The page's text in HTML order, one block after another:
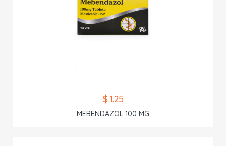
$ 1.25
MEBENDAZOL 100 MG